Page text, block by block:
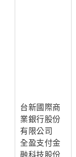
台新國際商
業銀行股份
有限公司
全盈支付金
融科技股份